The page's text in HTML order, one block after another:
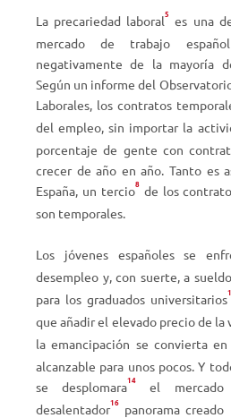
La precariedad laboral5 es una
mercado de trabajo
negativamente de la mayoría
Según un informe del
Laborales, los contratos
del empleo, sin importar la
porcentaje de gente con
crecer de año en año. Tanto es
España, un tercio8de los
son temporales.
Los jóvenes españoles se
desempleo y, con suerte, a
para los graduados universitarios
que añadir el elevado precio de la
la emancipación se convierta
alcanzable para unos pocos. Y
se desplomara14 el mercado
desalentador16 panorama